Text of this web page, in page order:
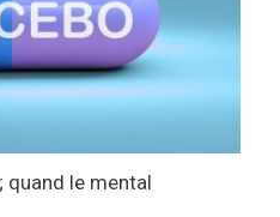
quand le mental